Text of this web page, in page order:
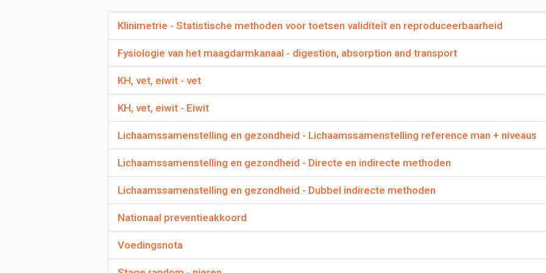
Waarom kan je met een scatterplot systematische fouten oppikken als de
correlatiecoefficient (r) 1 is?
Dan liggen de punten wel helemaal goed op de lijn, maar dan is de lijn dus niet mooi in
graden. Dan meet het ene instrument dus systematisch hoger/lager dan het andere
Wat zijn 2 andere namen voor de correlatie coefficient?
- standardized beta
- pearsons r
Hoe kan je reproduceerbaarheid meten met een scatterplot/correlatie
intra-rater: door meting 1 van dezelfde onderzoeker variabele 1 te maken. En meting 2
Klinimetrie - Statistische methoden voor toetsen validiteit en reproduceerbaarheid
Fysiologie van het maagdarmkanaal - digestion, absorption and transport
KH, vet, eiwit - vet
KH, vet, eiwit - Eiwit
Lichaamssamenstelling en gezondheid - Lichaamssamenstelling reference man + niveaus
Lichaamssamenstelling en gezondheid - Directe en indirecte methoden
Lichaamssamenstelling en gezondheid - Dubbel indirecte methoden
Nationaal preventieakkoord
Voedingsnota